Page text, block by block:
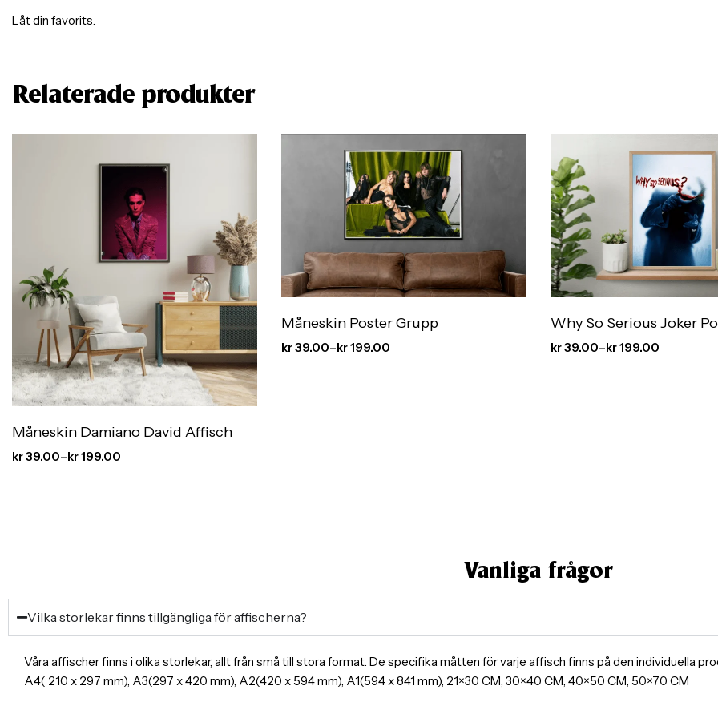
Låt din favorits.
Relaterade produkter
Måneskin Damiano David Affisch
kr39.00–kr199.00
Måneskin Poster Grupp
kr39.00–kr199.00
Why So Serious Joker
kr39.00–kr199.00
Vanliga frågor
Vilka storlekar finns tillgängliga för affischerna?
Våra affischer finns i olika storlekar, allt från små till stora format. De specifika måtten för varje affisch finns på den individuella
A4( 210 x 297 mm), A3(297 x 420 mm), A2(420 x 594 mm), A1(594 x 841 mm), 21×30 CM, 30×40 CM, 40×50 CM, 50×70 CM